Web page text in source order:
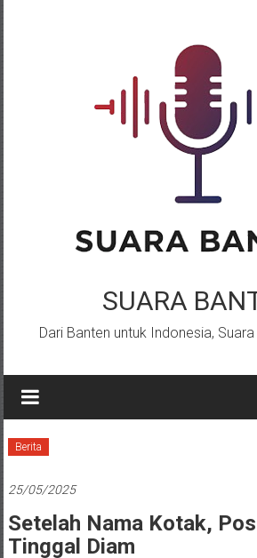
SUARA
Dari Banten untuk Indonesia,
Berita
25/05/2025
Setelah Nama Kotak,
Tinggal Diam